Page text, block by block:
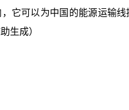
它可以为中国的能源运输
生成）